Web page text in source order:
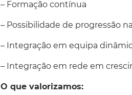
– Formação contínua
– Possibilidade de progressão
– Integração em equipa
– Integração em rede em
O que valorizamos: